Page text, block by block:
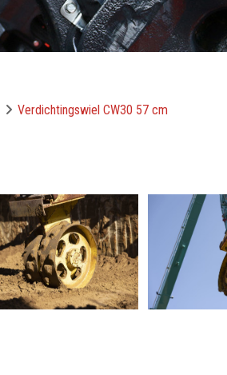
Verdichtingswiel CW30 57 cm